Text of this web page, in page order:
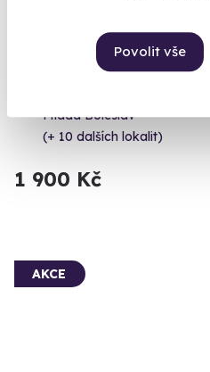
Povolit vše
Masáž medem
Mladá Boleslav
(+ 10 dalších lokalit)
1 900 Kč
AKCE